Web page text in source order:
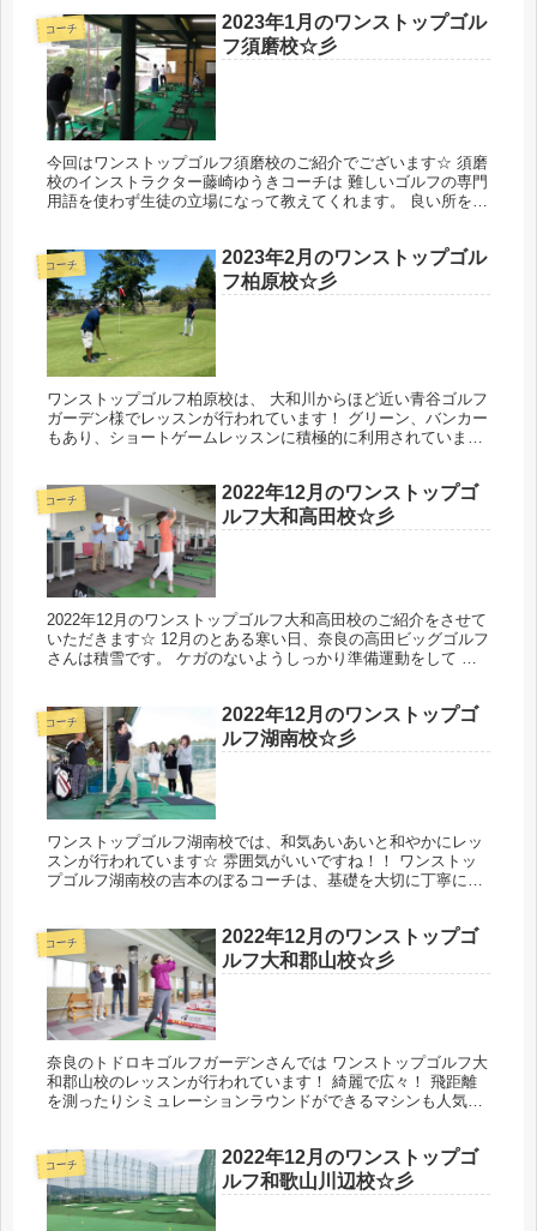
コーチ
2023年1月のワンストップゴル
フ須磨校☆彡
今回はワンストップゴルフ須磨校のご紹介でございます☆ 須磨
校のインストラクター藤崎ゆうきコーチは 難しいゴルフの専門
用語を使わず生徒の立場になって教えてくれます。 良い所を見
コーチ
2023年2月のワンストップゴル
フ柏原校☆彡
ワンストップゴルフ柏原校は、 大和川からほど近い青谷ゴルフ
ガーデン様でレッスンが行われています！ グリーン、バンカー
もあり、ショートゲームレッスンに積極的に利用されていま
コーチ
2022年12月のワンストップゴ
ルフ大和高田校☆彡
2022年12月のワンストップゴルフ大和高田校のご紹介をさせて
いただきます☆ 12月のとある寒い日、奈良の高田ビッグゴルフ
さんは積雪です。 ケガのないようしっかり準備運動をして 楽
コーチ
2022年12月のワンストップゴ
ルフ湖南校☆彡
ワンストップゴルフ湖南校では、和気あいあいと和やかにレッ
スンが行われています☆ 雰囲気がいいですね！！ ワンストッ
プゴルフ湖南校の吉本のぼるコーチは、基礎を大切に丁寧に指
コーチ
2022年12月のワンストップゴ
ルフ大和郡山校☆彡
奈良のトドロキゴルフガーデンさんでは ワンストップゴルフ大
和郡山校のレッスンが行われています！ 綺麗で広々！ 飛距離
を測ったりシミュレーションラウンドができるマシンも人気の
コーチ
2022年12月のワンストップゴ
ルフ和歌山川辺校☆彡